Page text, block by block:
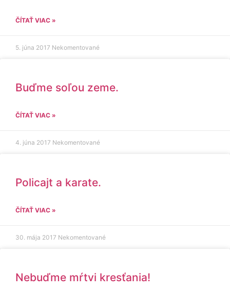
ČÍTAŤ VIAC »
5. júna 2017 Nekomentované
Buďme soľou zeme.
ČÍTAŤ VIAC »
4. júna 2017 Nekomentované
Policajt a karate.
ČÍTAŤ VIAC »
30. mája 2017 Nekomentované
Nebuďme mŕtvi kresťania!